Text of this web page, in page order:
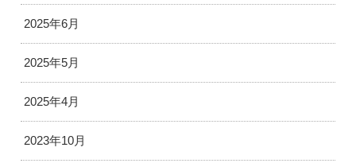
2025年6月
2025年5月
2025年4月
2023年10月